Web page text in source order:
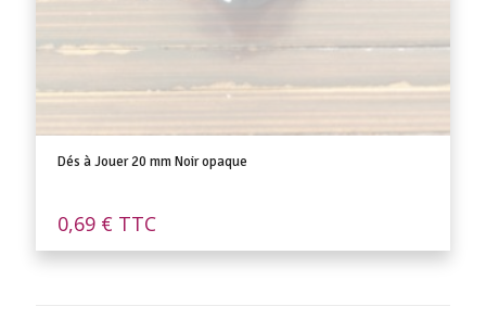
Dés à Jouer 20 mm Noir opaque
0,69 € TTC